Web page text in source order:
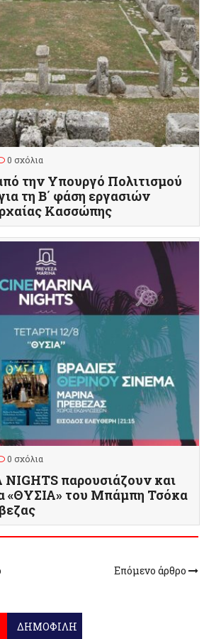
0 σχόλια
την Υπουργό Πολιτισμού
τη Β΄ φάση εργασιών
Κασσώπης
0 σχόλια
παρουσιάζουν και
«ΘΥΣΙΑ» του Μπάμπη Τσόκα
Επόμενο άρθρο
ΔΗΜΟΦΙΛΗ